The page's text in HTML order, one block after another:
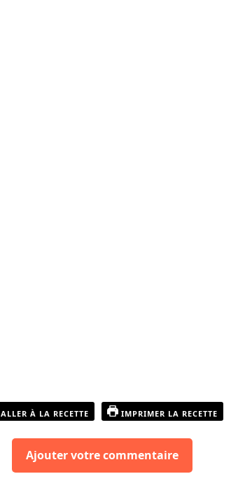
ALLER À LA RECETTE IMPRIMER LA RECETTE
Ajouter votre commentaire